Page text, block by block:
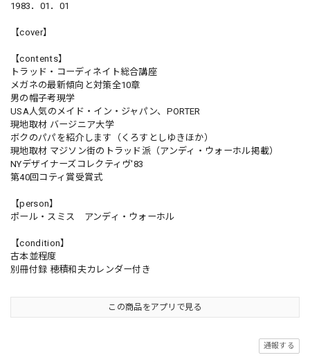
1983．01．01
【cover】
【contents】
トラッド・コーディネイト総合講座
メガネの最新傾向と対策全10章
男の帽子考現学
USA人気のメイド・イン・ジャパン、PORTER
現地取材 バージニア大学
ボクのパパを紹介します（くろすとしゆきほか）
現地取材 マジソン街のトラッド派（アンディ・ウォーホル掲載）
NYデザイナーズコレクティヴ'83
第40回コティ賞受賞式
【person】
ポール・スミス アンディ・ウォーホル
【condition】
古本並程度
別冊付録 穂積和夫カレンダー付き
この商品をアプリで見る
通報する